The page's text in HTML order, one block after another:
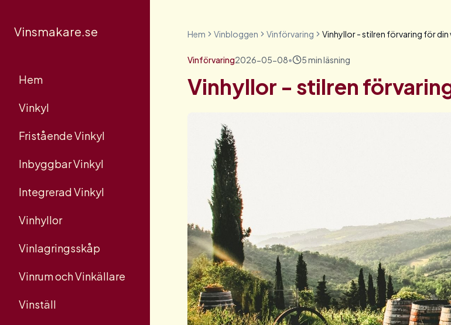
Vinsmakare.se
Hem
Vinkyl
Fristående Vinkyl
Inbyggbar Vinkyl
Integrerad Vinkyl
Vinhyllor
Vinlagringsskåp
Vinrum och Vinkällare
Vinställ
Hem Vinbloggen Vinförvaring Vinhyllor - stilren förvaring för din
Vinförvaring2026-05-08• 5min läsning
Vinhyllor - stilren